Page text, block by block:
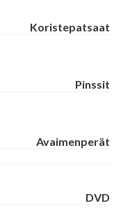
Koristepatsaat
Pinssit
Avaimenperät
DVD